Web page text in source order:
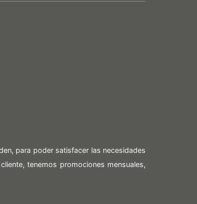
para poder satisfacer las necesidades
tenemos promociones mensuales,